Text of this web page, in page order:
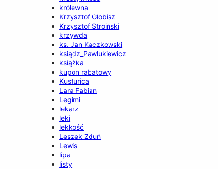
królewna
Krzysztof Globisz
Krzysztof Stroiński
krzywda
ks. Jan Kaczkowski
ksiądz_Pawlukiewicz
książka
kupon rabatowy
Kusturica
Lara Fabian
Legimi
lekarz
leki
lekkość
Leszek Zduń
Lewis
lipa
listy